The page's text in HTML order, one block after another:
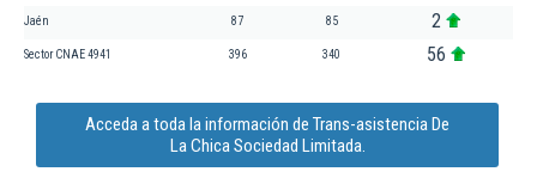
Jaén 87 85 2
Sector CNAE 4941 396 340 56
Acceda a toda la información de Trans-asistencia De
La Chica Sociedad Limitada.